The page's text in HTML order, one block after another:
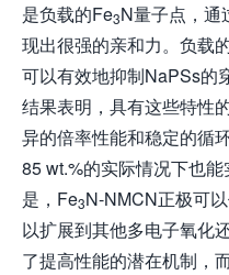
是负载的Fe3N量子点，通
现出很强的亲和力。负载
可以有效地抑制NaPSs的
结果表明，具有这些特性
异的倍率性能和稳定的循
85 wt.%的实际情况下也
是，Fe3N-NMCN正极可
以扩展到其他多电子氧化
了提高性能的潜在机制，